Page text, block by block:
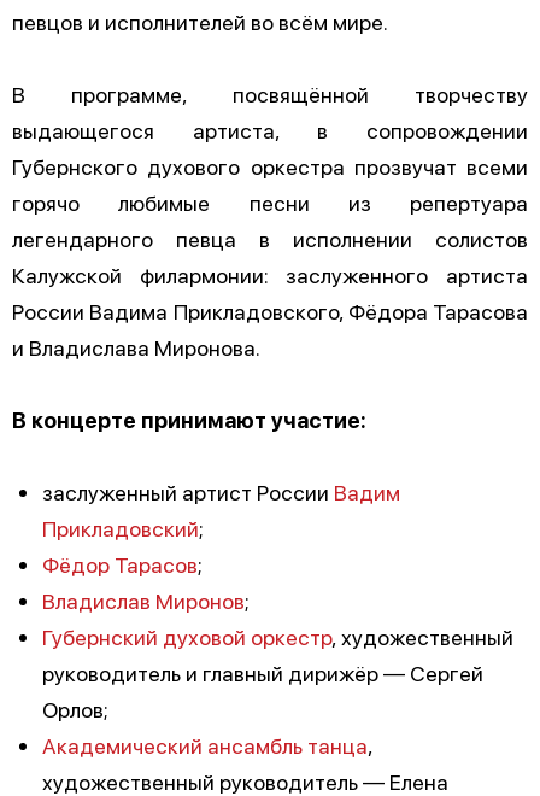
певцов и исполнителей во всём мире.
В программе, посвящённой творчеству
выдающегося артиста, в сопровождении
Губернского духового оркестра прозвучат всеми
горячо любимые песни из репертуара
легендарного певца в исполнении солистов
Калужской филармонии: заслуженного артиста
России Вадима Прикладовского, Фёдора Тарасова
и Владислава Миронова.
В концерте принимают участие:
заслуженный артист России Вадим
Прикладовский;
Фёдор Тарасов;
Владислав Миронов;
Губернский духовой оркестр, художественный
руководитель и главный дирижёр — Сергей
Орлов;
Академический ансамбль танца
художественный руководитель — Елена